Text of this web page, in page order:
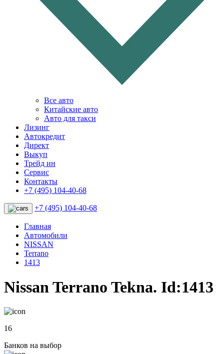
Все авто
Китайские авто
Авто для такси
Лизинг
Автокредит
Директ
Выкуп
Трейд ин
Сервис
Контакты
+7 (495) 104-40-68
+7 (495) 104-40-68
Главная
Автомобили
NISSAN
Terrano
1413
Nissan Terrano Tekna. Id:1413
16
Банков на выбор